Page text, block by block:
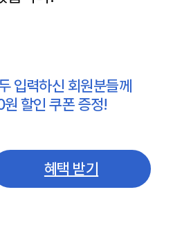
입력하신 회원분들께
할인 쿠폰 증정!
혜택 받기